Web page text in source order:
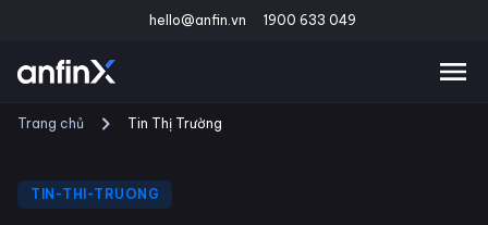
hello@anfin.vn 1900 633 049
Trang chủ Tin Thị Trường
TIN-THI-TRUONG